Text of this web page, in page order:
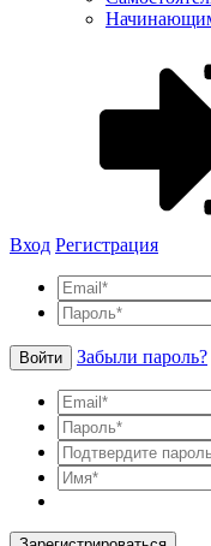
Вход Регистрация
Войти Забыли пароль?